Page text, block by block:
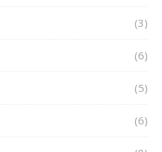
(3)
(6)
(5)
(6)